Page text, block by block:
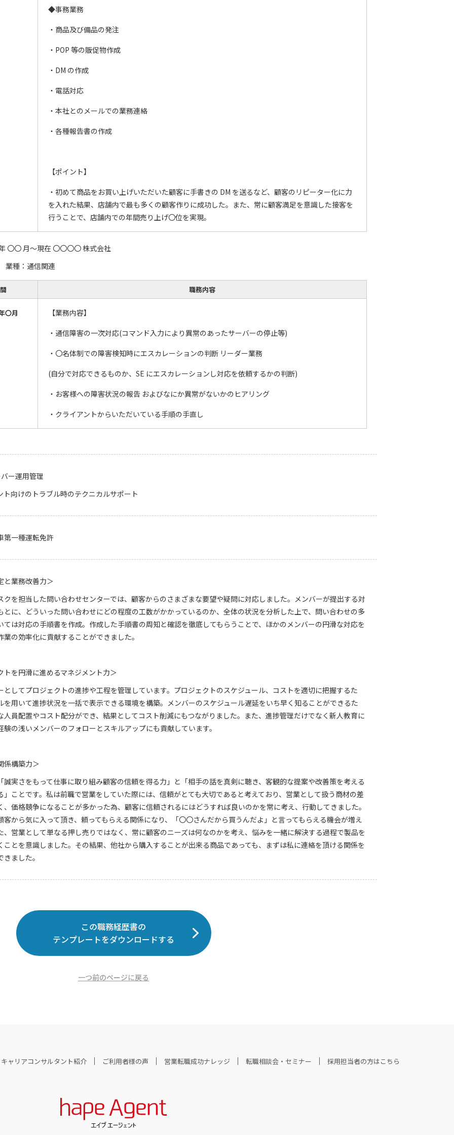
◆事務業務
・商品及び備品の発注
・POP 等の販促物作成
・DM の作成
・電話対応
・本社とのメールでの業務連絡
・各種報告書の作成
【ポイント】
・初めて商品をお買い上げいただいた顧客に手書きの DM を送るなど、顧客のリピーター化に力
を入れた結果、店舗内で最も多くの顧客作りに成功した。また、常に顧客満足を意識した接客を
行うことで、店舗内での年間売り上げ〇位を実現。
〇〇 月～現在 〇〇〇〇 株式会社
業種：通信関連
職務内容
〇月
【業務内容】
・通信障害の一次対応(コマンド入力により異常のあったサーバーの停止等)
・〇名体制での障害検知時にエスカレーションの判断 リーダー業務
(自分で対応できるものか、SE にエスカレーションし対応を依頼するかの判断)
・お客様への障害状況の報告 およびなにか異常がないかのヒアリング
・クライアントからいただいている手順の手直し
ー運用管理
ト向けのトラブル時のテクニカルサポート
第一種運転免許
と業務改善力＞
クを担当した問い合わせセンターでは、顧客からのさまざまな要望や疑問に対応しました。メンバーが提出する対
とに、どういった問い合わせにどの程度の工数がかかっているのか、全体の状況を分析した上で、問い合わせの多
ては対応の手順書を作成。作成した手順書の周知と確認を徹底してもらうことで、ほかのメンバーの円滑な対応を
業の効率化に貢献することができました。
トを円滑に進めるマネジメント力＞
としてプロジェクトの進捗や工程を管理しています。プロジェクトのスケジュール、コストを適切に把握するた
を用いて進捗状況を一括で表示できる環境を構築。メンバーのスケジュール遅延をいち早く知ることができるた
人員配置やコスト配分ができ、結果としてコスト削減にもつながりました。また、進捗管理だけでなく新人教育に
験の浅いメンバーのフォローとスキルアップにも貢献しています。
係構築力＞
誠実さをもって仕事に取り組み顧客の信頼を得る力」と「相手の話を真剣に聴き、客観的な提案や改善策を考える
」ことです。私は前職で営業をしていた際には、信頼がとても大切であると考えており、営業として扱う商材の差
、価格競争になることが多かった為、顧客に信頼されるにはどうすれば良いのかを常に考え、行動してきました。
客から気に入って頂き、頼ってもらえる関係になり、「〇〇さんだから買うんだよ」と言ってもらえる機会が増え
、営業として単なる押し売りではなく、常に顧客のニーズは何なのかを考え、悩みを一緒に解決する過程で製品を
ことを意識しました。その結果、他社から購入することが出来る商品であっても、まずは私に連絡を頂ける関係を
ました。
この職務経歴書の
テンプレートをダウンロードする
一つ前のページに戻る
キャリアコンサルタント紹介 ご利用者様の声 営業転職成功ナレッジ 転職相談会・セミナー 採用担当者の方はこちら